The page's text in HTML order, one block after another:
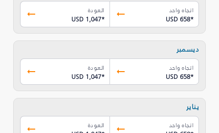
اتجاه واحد
USD 658*
العودة
USD 1,047*
ديسمبر
اتجاه واحد
USD 658*
العودة
USD 1,047*
يناير
اتجاه واحد العودة